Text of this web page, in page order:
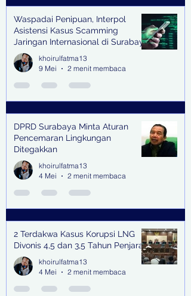
Waspadai Penipuan, Interpol
Asistensi Kasus Scamming
Jaringan Internasional di Surabaya
khoirulfatma13
9 Mei
2 menit membaca
DPRD Surabaya Minta Aturan
Pencemaran Lingkungan
Ditegakkan
khoirulfatma13
4 Mei
2 menit membaca
2 Terdakwa Kasus Korupsi LNG
Divonis 4,5 dan 3,5 Tahun Penjara
khoirulfatma13
4 Mei
2 menit membaca